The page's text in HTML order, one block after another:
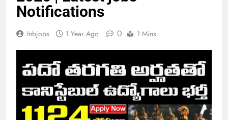
Notifications
Inbjobs 1 Year Ago 0 1 Mins